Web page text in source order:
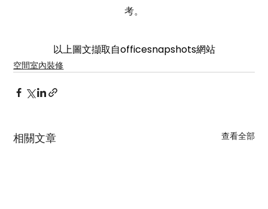
考。
以上圖文擷取自officesnapshots網站
空間室內裝修
相關文章 查看全部